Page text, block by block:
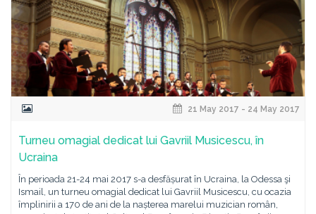
21 May 2017 - 24 May 2017
Turneu omagial dedicat lui Gavriil Musicescu, în
Ucraina
În perioada 21-24 mai 2017 s-a desfășurat în Ucraina, la Odessa şi
Ismail, un turneu omagial dedicat lui Gavriil Musicescu, cu ocazia
împlinirii a 170 de ani de la nașterea marelui muzician român,